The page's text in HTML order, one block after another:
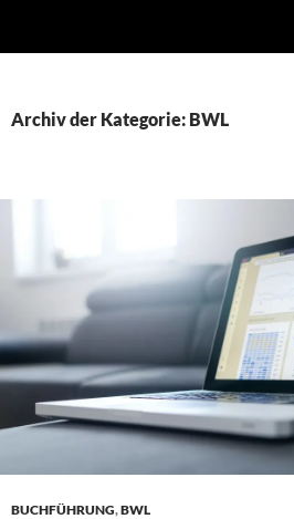
Archiv der Kategorie: BWL
BUCHFÜHRUNG,BWL